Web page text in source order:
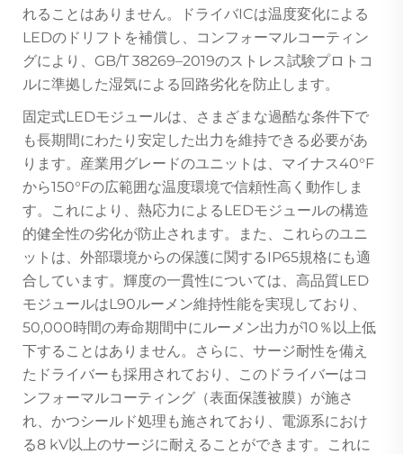
れることはありません。ドライバICは温度変化による
LEDのドリフトを補償し、コンフォーマルコーティン
グにより、GB/T 38269–2019のストレス試験プロトコ
ルに準拠した湿気による回路劣化を防止します。
固定式LEDモジュールは、さまざまな過酷な条件下で
も長期間にわたり安定した出力を維持できる必要があ
ります。産業用グレードのユニットは、マイナス40°F
から150°Fの広範囲な温度環境で信頼性高く動作しま
す。これにより、熱応力によるLEDモジュールの構造
的健全性の劣化が防止されます。また、これらのユニ
ットは、外部環境からの保護に関するIP65規格にも適
合しています。輝度の一貫性については、高品質LED
モジュールはL90ルーメン維持性能を実現しており、
50,000時間の寿命期間中にルーメン出力が10％以上低
下することはありません。さらに、サージ耐性を備え
たドライバーも採用されており、このドライバーはコ
ンフォーマルコーティング（表面保護被膜）が施さ
れ、かつシールド処理も施されており、電源系におけ
る8 kV以上のサージに耐えることができます。これに